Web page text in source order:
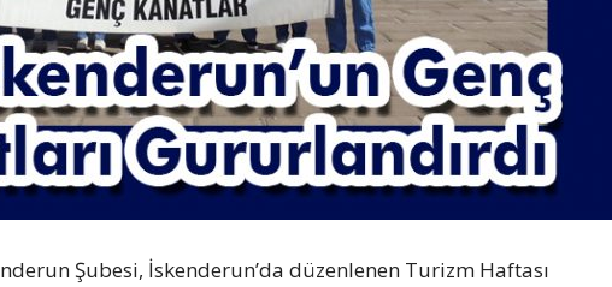
Şubesi, İskenderun’da düzenlenen Turizm Haftası